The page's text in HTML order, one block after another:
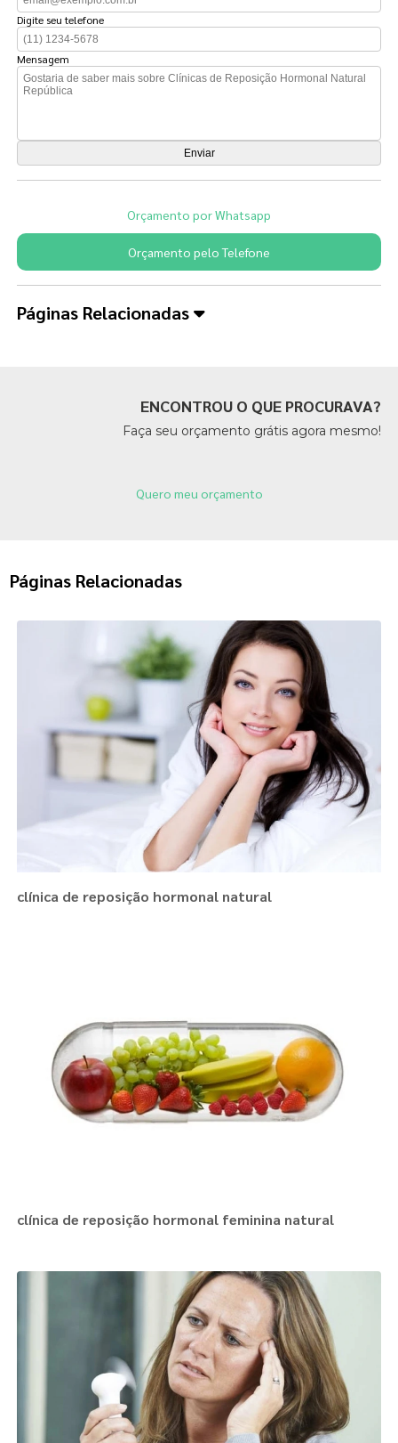
Digite seu telefone
Mensagem
Orçamento por Whatsapp
Orçamento pelo Telefone
Páginas Relacionadas
ENCONTROU O QUE PROCURAVA?
Faça seu orçamento grátis agora mesmo!
Quero meu orçamento
Páginas Relacionadas
clínica de reposição hormonal natural
clínica de reposição hormonal feminina natural